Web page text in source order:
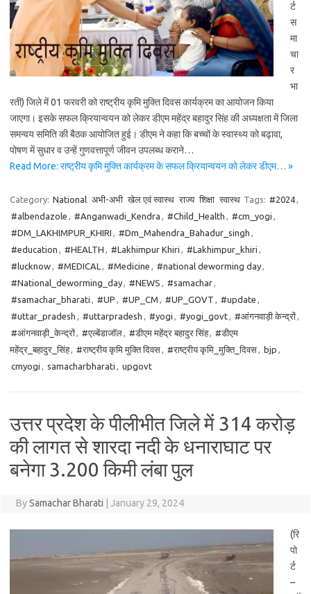
र्ट
स
मा
चा
र
भा
रती) जिले में 01 फरवरी को राष्ट्रीय कृमि मुक्ति दिवस कार्यक्रम का आयोजन किया
जाएगा। इसके सफल क्रियान्वयन को लेकर डीएम महेंद्र बहादुर सिंह की अध्यक्षता में जिला
समन्वय समिति की बैठक आयोजित हुई। डीएम ने कहा कि बच्चों के स्वास्थ्य को बढ़ावा,
पोषण में सुधार व उन्हें गुणवत्तापूर्ण जीवन उपलब्ध कराने…
Read More: राष्ट्रीय कृमि मुक्ति कार्यक्रम के सफल क्रियान्वयन को लेकर डीएम… »
Category: National अभी-अभी खेल एवं स्वास्थ राज्य शिक्षा स्वास्थ Tags: #2024,
#albendazole , #Anganwadi_Kendra , #Child_Health , #cm_yogi ,
#DM_LAKHIMPUR_KHIRI , #Dm_Mahendra_Bahadur_singh ,
#education , #HEALTH , #Lakhimpur Khiri , #Lakhimpur_khiri ,
#lucknow, #MEDICAL , #Medicine , #national deworming day,
#National_deworming_day, #NEWS , #samachar,
#samachar_bharati , #UP , #UP_CM , #UP_GOVT , #update ,
#uttar_pradesh , #uttarpradesh , #yogi , #yogi_govt, #आंगनवाड़ी केन्द्रों,
#आंगनवाड़ी_केन्द्रों, #एल्बेंडाजॉल, #डीएम महेंद्र बहादुर सिंह, #डीएम
महेंद्र_बहादुर_सिंह, #राष्ट्रीय कृमि मुक्ति दिवस, #राष्ट्रीय कृमि_मुक्ति_दिवस, bjp ,
cmyogi , samacharbharati , upgovt
उत्तर प्रदेश के पीलीभीत जिले में 314 करोड़
की लागत से शारदा नदी के धनाराघाट पर
बनेगा 3.200 किमी लंबा पुल
BySamachar Bharati January 29, 2024
(रि
पो
र्ट
–